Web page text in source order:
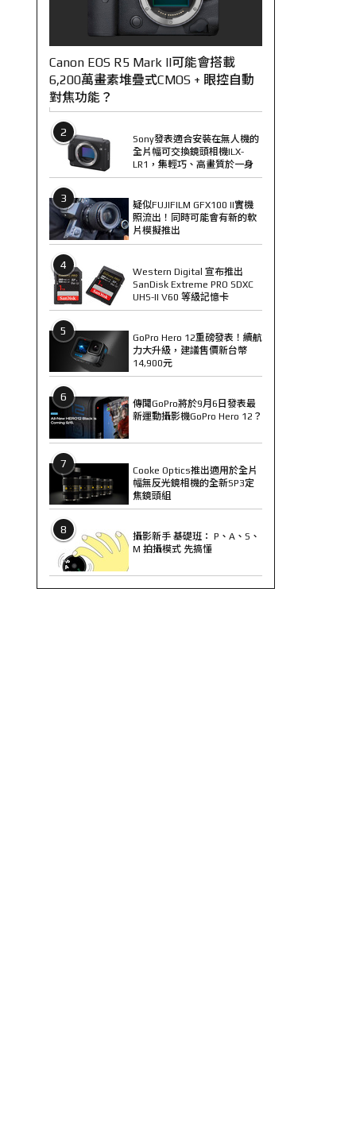
Canon EOS R5 Mark II可能會搭載
6,200萬畫素堆疊式CMOS + 眼控自動
對焦功能？
2
Sony發表適合安裝在無人機的
全片幅可交換鏡頭相機ILX-
LR1，集輕巧、高畫質於一身
3
疑似FUJIFILM GFX100 II實機
照流出！同時可能會有新的軟
片模擬推出
4
Western Digital 宣布推出
SanDisk Extreme PRO SDXC
UHS-II V60 等級記憶卡
5
GoPro Hero 12重磅發表！續航
力大升級，建議售價新台幣
14,900元
6
傳聞GoPro將於9月6日發表最
新運動攝影機GoPro Hero 12？
7
Cooke Optics推出適用於全片
幅無反光鏡相機的全新SP3定
焦鏡頭組
8
攝影新手 基礎班： P、A、S、
M 拍攝模式 先搞懂